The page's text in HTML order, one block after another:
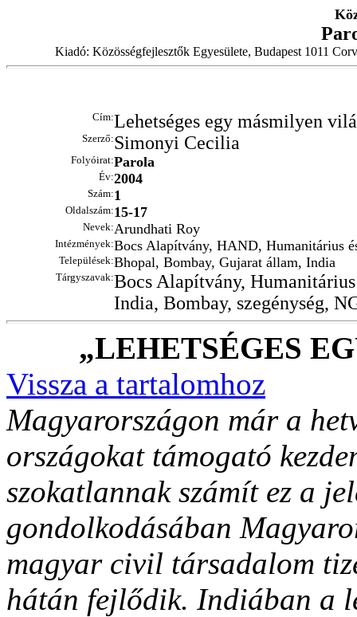
Kiadó: Közösségfejlesztők Egyesülete, Budapest 1011
Cím:Lehetséges egy másmilyen
Szerző:Simonyi Cecilia
Folyóirat:Parola
Év:2004
Szám:1
Oldalszám:15-17
Nevek:Arundhati Roy
Intézmények:Bocs Alapítvány, HAND, Humanitárius
Települések:Bhopal, Bombay, Gujarat állam, India
Tárgyszavak:Bocs Alapítvány,
India, Bombay, szegénység,
„LEHETSÉGES
Vissza a tartalomhoz
Magyarországon már a
országokat támogató
szokatlannak számít ez a
gondolkodásában
magyar civil társadalom
hátán fejlődik. Indiában a